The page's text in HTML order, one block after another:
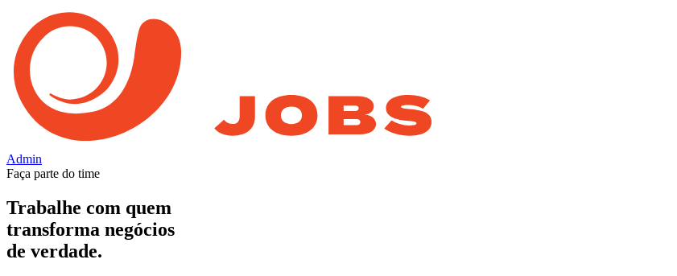
Admin
Faça parte do time
Trabalhe com quem
transforma negócios
de verdade.